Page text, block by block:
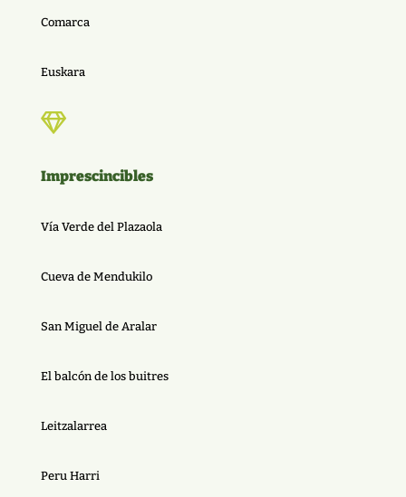
Comarca
Euskara

Imprescincibles
Vía Verde del Plazaola
Cueva de Mendukilo
San Miguel de Aralar
El balcón de los buitres
Leitzalarrea
Peru Harri